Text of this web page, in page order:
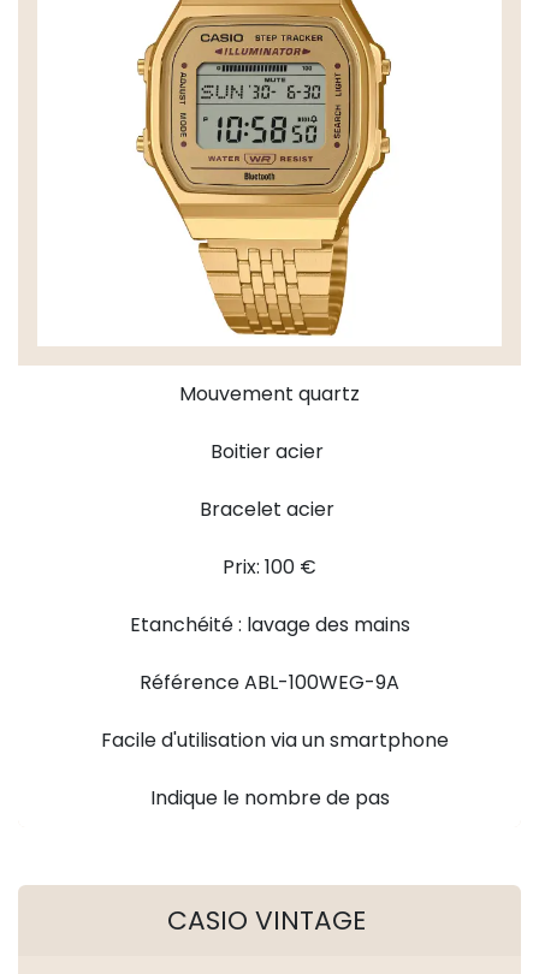
Mouvement quartz
Boitier acier
Bracelet acier
Prix: 100 €
Etanchéité : lavage des mains
Référence ABL-100WEG-9A
Facile d'utilisation via un smartphone
Indique le nombre de pas
CASIO VINTAGE